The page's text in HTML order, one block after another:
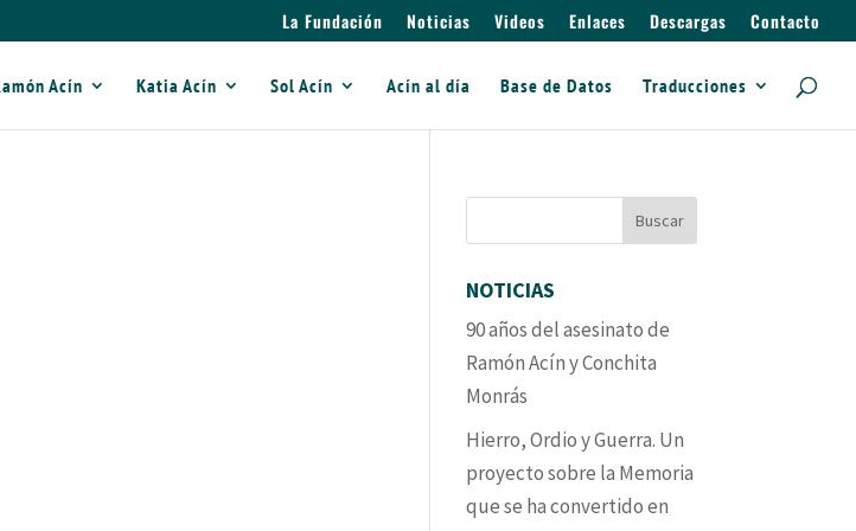
La Fundación Noticias Videos Enlaces Descargas Contacto
Acín Katia Acín Sol Acín Acín al día Base de Datos Traducciones
NOTICIAS
90 años del asesinato de
Ramón Acín y Conchita
Monrás
Hierro, Ordio y Guerra. Un
proyecto sobre la Memoria
que se ha convertido en